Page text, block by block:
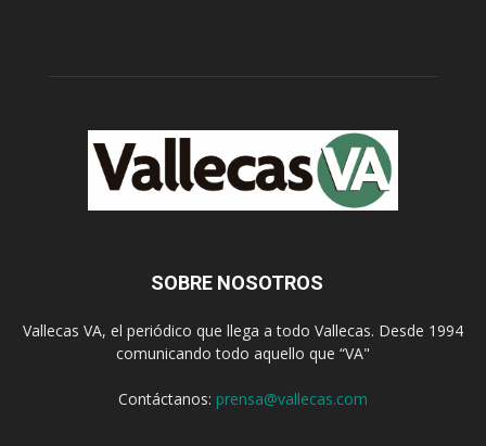
SOBRE NOSOTROS
Vallecas VA, el periódico que llega a todo Vallecas. Desde 1994
comunicando todo aquello que “VA"
Contáctanos: prensa@vallecas.com